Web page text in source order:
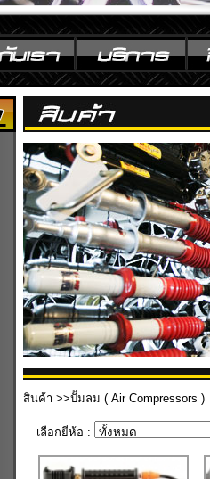
สินค้า >>ปั้มลม ( Air Compressors )
เลือกยี่ห้อ :